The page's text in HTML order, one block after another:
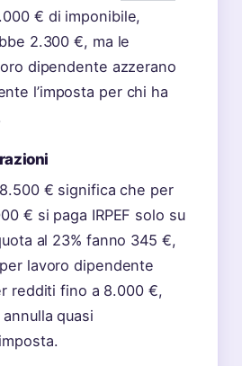
€ di imponibile,
2.300 €, ma le
dipendente azzerano
l’imposta per chi ha
€ significa che per
€ si paga IRPEF solo su
al 23% fanno 345 €,
lavoro dipendente
redditi fino a 8.000 €,
quasi